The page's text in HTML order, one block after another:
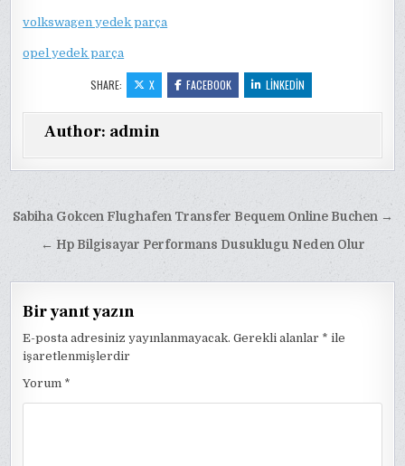
volkswagen yedek parça
opel yedek parça
SHARE: X FACEBOOK LINKEDIN
Author: admin
Yazı
gezinmesi
Sabiha Gokcen Flughafen Transfer Bequem Online Buchen →
← Hp Bilgisayar Performans Dusuklugu Neden Olur
Bir yanıt yazın
E-posta adresiniz yayınlanmayacak. Gerekli alanlar * ile
işaretlenmişlerdir
Yorum *